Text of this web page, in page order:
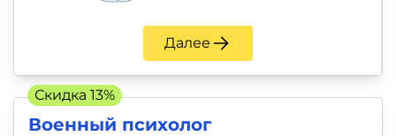
Далее
Военный психолог
Скидка 13%